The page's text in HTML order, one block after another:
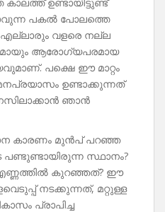
പകൽ പോലത്തെ
വളരെ നല്ല
ആരോഗ്യപരമായ
പക്ഷെ ഈ മാറ്റം
ഉണ്ടാക്കുന്നത്
ഞാൻ
കാരണം മുൻപ് പറഞ്ഞ
സ്ഥാനം?
കുറഞ്ഞത്? ഈ
നടക്കുന്നത്, മറ്റുള്ള
പ്രാപിച്ച